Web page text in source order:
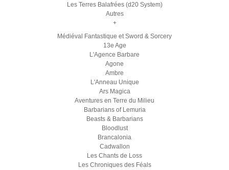
Les Terres Balafrées (d20 System)
Autres
+
Médiéval Fantastique et Sword & Sorcery
13e Age
L'Agence Barbare
Agone
Ambre
L'Anneau Unique
Ars Magica
Aventures en Terre du Milieu
Barbarians of Lemuria
Beasts & Barbarians
Bloodlust
Brancalonia
Cadwallon
Les Chants de Loss
Les Chroniques des Féals